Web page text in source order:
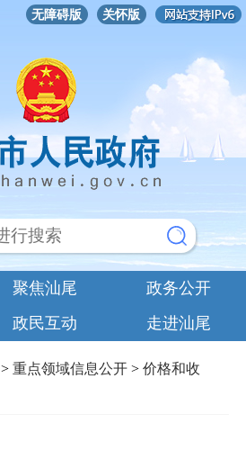
无障碍版 关怀版
聚焦汕尾
政务公开
政民互动 走进汕尾
>重点领域信息公开 >价格和收